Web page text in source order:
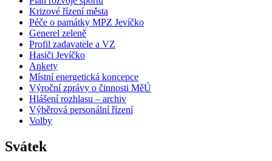
Krizové řízení města
Péče o památky MPZ Jevíčko
Generel zeleně
Profil zadavatele a VZ
Hasiči Jevíčko
Ankety
Místní energetická koncepce
Výroční zprávy o činnosti MěÚ
Hlášení rozhlasu – archiv
Výběrová personální řízení
Volby
Svátek